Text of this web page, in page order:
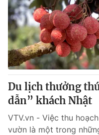
Du lịch thưởng
dẫn” khách Nhật
VTV.vn - Việc thu
vườn là một trong